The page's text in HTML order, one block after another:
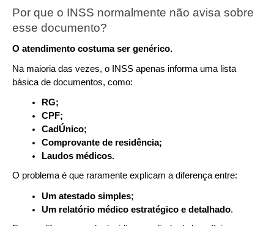
Por que o INSS normalmente não avisa sobre
esse documento?
O atendimento costuma ser genérico.
Na maioria das vezes, o INSS apenas informa uma lista
básica de documentos, como:
RG;
CPF;
CadÚnico;
Comprovante de residência;
Laudos médicos.
O problema é que raramente explicam a diferença entre:
Um atestado simples;
Um relatório médico estratégico e detalhado.